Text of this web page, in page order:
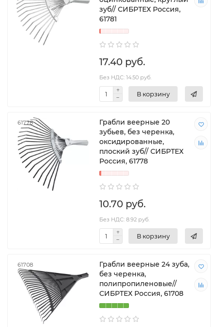
зуб// СИБРТЕХ Россия,
61781
17.40 руб.
Без НДС: 14.50 руб.
В корзину
61778
Грабли веерные 20
зубьев, без черенка,
оксидированные,
плоский зуб// СИБРТЕХ
Россия, 61778
10.70 руб.
Без НДС: 8.92 руб.
В корзину
61708
Грабли веерные 24 зуба,
без черенка,
полипропиленовые//
СИБРТЕХ Россия, 61708